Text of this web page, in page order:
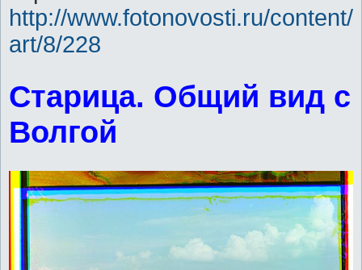
http://www.fotonovosti.ru/content/
art/8/228
Старица. Общий вид с
Волгой